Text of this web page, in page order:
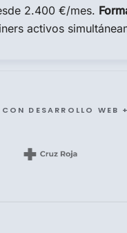
2.400 €/mes.
activos
CON DESARROLLO WEB